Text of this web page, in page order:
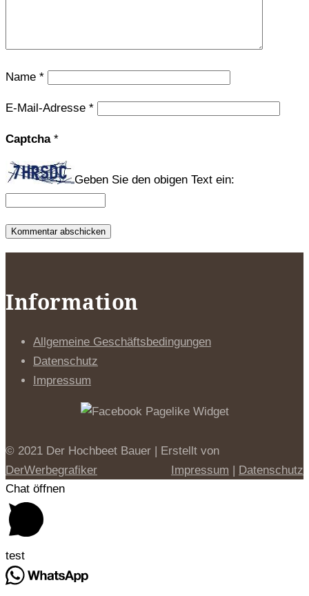
Name *
E-Mail-Adresse *
Captcha *
Geben Sie den obigen Text ein:
Information
Allgemeine Geschäftsbedingungen
Datenschutz
Impressum
© 2021 Der Hochbeet Bauer | Erstellt von
DerWerbegrafiker
Impressum | Datenschutz
Chat öffnen
test